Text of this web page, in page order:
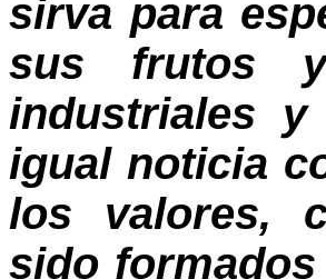
sirva para
sus frutos y
industriales
igual noticia
los valores,
sido